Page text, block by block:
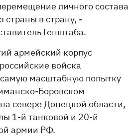
личного состава
страны в страну, -
Генштаба.
армейский корпус
войска
масштабную попытку
Боровском
севере Донецкой области,
1-й танковой и 20-й
армии РФ.